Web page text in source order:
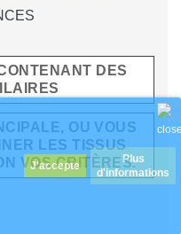
Plus
d'informations
DES
OU VOUS
LES TISSUS
VOS CRITÈRES.